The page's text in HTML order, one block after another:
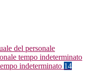
del personale
tempo indeterminato
indeterminato 14